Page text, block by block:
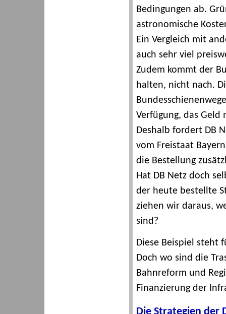
Bedingungen ab.
astronomische
Ein Vergleich mit
auch sehr viel
Zudem kommt der
halten, nicht nach.
Verfügung, das Geld
Deshalb fordert DB
vom Freistaat
die Bestellung
Hat DB Netz doch
der heute bestellte
ziehen wir daraus,
sind?
Diese Beispiel steht
Doch wo sind die
Bahnreform und
Finanzierung der
Die Strategien der